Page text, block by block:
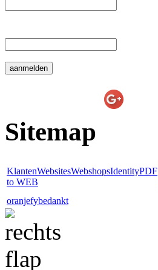
Sitemap
KlantenWebsitesWebshopsIdentityPDF
to WEB
oranjefybedankt